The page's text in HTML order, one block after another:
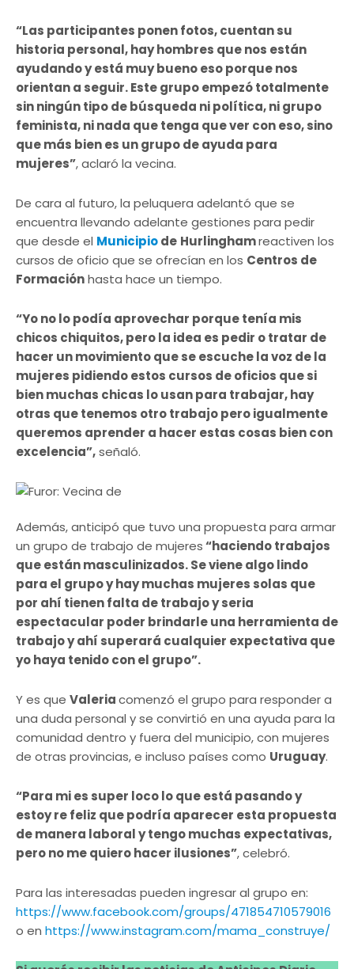
“Las participantes ponen fotos, cuentan su
historia personal, hay hombres que nos están
ayudando y está muy bueno eso porque nos
orientan a seguir. Este grupo empezó totalmente
sin ningún tipo de búsqueda ni política, ni grupo
feminista, ni nada que tenga que ver con eso, sino
que más bien es un grupo de ayuda para
mujeres”, aclaró la vecina.
De cara al futuro, la peluquera adelantó que se
encuentra llevando adelante gestiones para pedir
que desde el Municipiode Hurlinghamreactiven los
cursos de oficio que se ofrecían en los Centros de
Formaciónhasta hace un tiempo.
“Yo no lo podía aprovechar porque tenía mis
chicos chiquitos, pero la idea es pedir o tratar de
hacer un movimiento que se escuche la voz de la
mujeres pidiendo estos cursos de oficios que si
bien muchas chicas lo usan para trabajar, hay
otras que tenemos otro trabajo pero igualmente
queremos aprender a hacer estas cosas bien con
excelencia”,señaló.
Además, anticipó que tuvo una propuesta para armar
un grupo de trabajo de mujeres“haciendo trabajos
que están masculinizados. Se viene algo lindo
para el grupo y hay muchas mujeres solas que
por ahí tienen falta de trabajo y seria
espectacular poder brindarle una herramienta de
trabajo y ahí superará cualquier expectativa que
yo haya tenido con el grupo”.
Y es que Valeriacomenzó el grupo para responder a
una duda personal y se convirtió en una ayuda para la
comunidad dentro y fuera del municipio, con mujeres
de otras provincias, e incluso países como Uruguay.
“Para mi es super loco lo que está pasando y
estoy re feliz que podría aparecer esta propuesta
de manera laboral y tengo muchas expectativas,
pero no me quiero hacer ilusiones”, celebró.
Para las interesadas pueden ingresar al grupo en:
https://www.facebook.com/groups/471854710579016
o en https://www.instagram.com/mama_construye/